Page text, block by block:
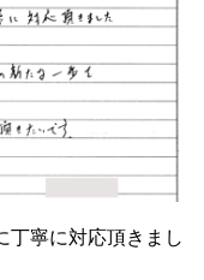
丁寧に対応頂きまし